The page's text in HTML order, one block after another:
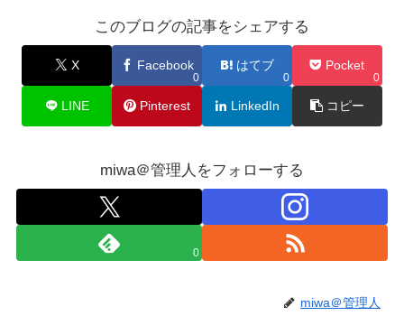
このブログの記事をシェアする
X Facebook
0
はてブ
0
Pocket
0
LINE Pinterest LinkedIn コピー
miwa＠管理人をフォローする
0
miwa＠管理人